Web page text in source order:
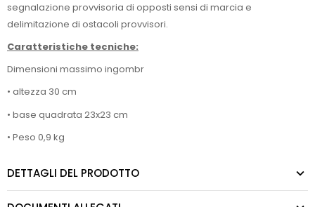
segnalazione provvisoria di opposti sensi di marcia e
delimitazione di ostacoli provvisori.
Caratteristiche tecniche:
Dimensioni massimo ingombr
• altezza 30 cm
• base quadrata 23x23 cm
• Peso 0,9 kg
DETTAGLI DEL PRODOTTO